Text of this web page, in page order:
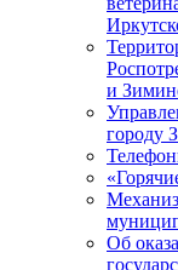
и
городу
Об